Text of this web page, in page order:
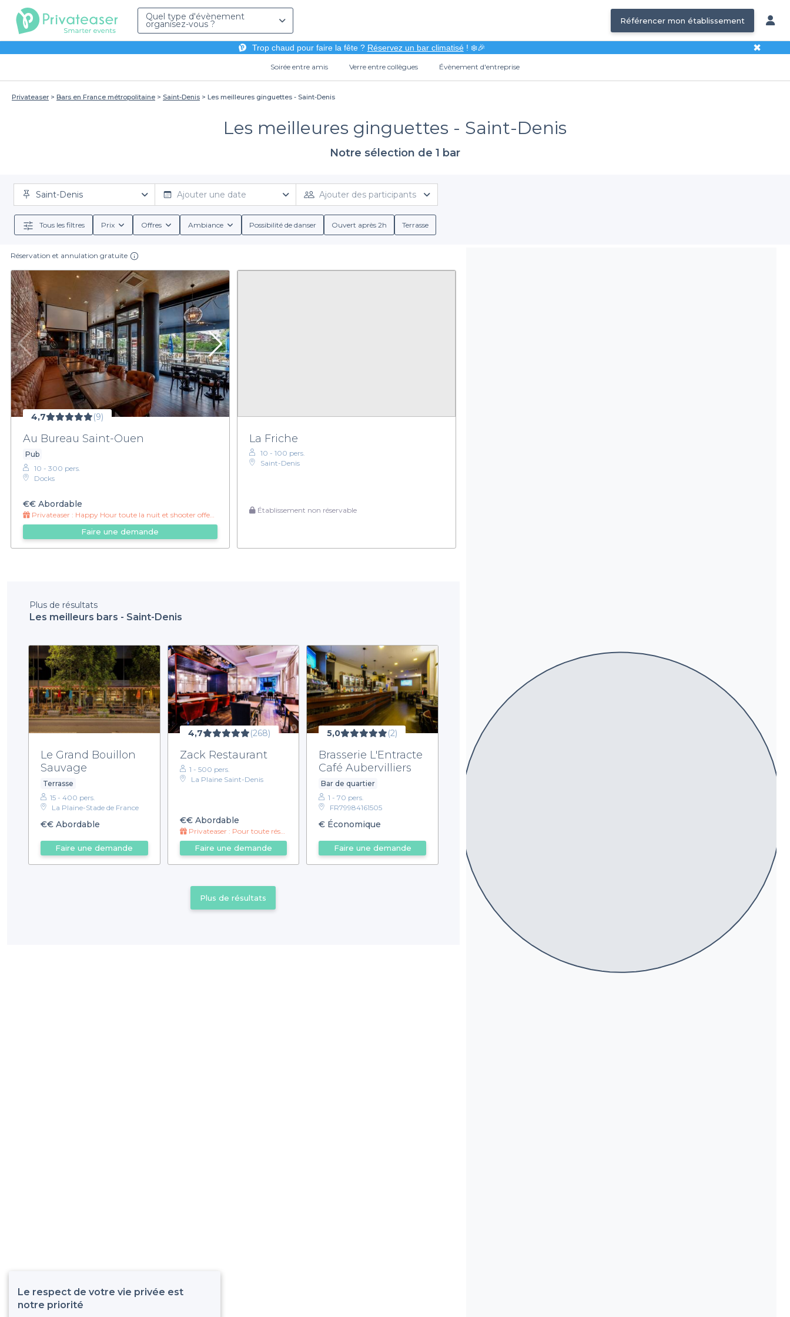
Quel type d'évènement
organisez-vous ? Référencer mon établissement
Trop chaud pour faire la fête ? Réservez un bar climatisé! ❄️🎉 ✖
Soirée entre amis Verre entre collègues Évènement d'entreprise
Privateaser Bars en France métropolitaine Saint-Denis Les meilleures ginguettes - Saint-Denis
Les meilleures ginguettes - Saint-Denis
Notre sélection de 1 bar
Saint-Denis Ajouter une date Ajouter des participants
Tous les filtres Prix Offres Ambiance Possibilité de danser Ouvert après 2h Terrasse
Réservation et annulation gratuite
4,7 (9)
Au Bureau Saint-Ouen
Pub
10 - 300 pers.
Docks
€€ Abordable
Privateaser : Happy Hour toute la nuit et shooter offert !
Faire une demande
La Friche
10 - 100 pers.
Saint-Denis
Établissement non réservable
Plus de résultats
Les meilleurs bars - Saint-Denis
Le Grand Bouillon
Sauvage
Terrasse
15 - 400 pers.
La Plaine-Stade de France
€€ Abordable
Faire une demande
4,7 (268)
Zack Restaurant
1 - 500 pers.
La Plaine Saint-Denis
€€Abordable
Privateaser : Pour toute réservation de 10 personnes ou plus : mise en bouche offerte
Faire une demande
5,0 (2)
Brasserie L'Entracte
Café Aubervilliers
Bar de quartier
1 - 70 pers.
FR79984161505
€ Économique
Faire une demande
Plus de résultats
Le respect de votre vie privée est
notre priorité